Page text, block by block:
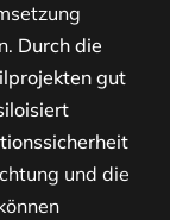
Durch die
gut
und die